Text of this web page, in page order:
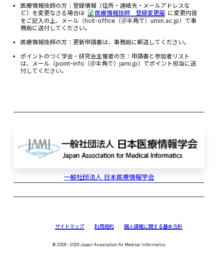
医療情報技師の方：登録情報（住所・連絡先・メールアドレスな
ど）を変更なさる場合は
医療情報技師 登録変更届 に変更内容
をご記入の上、メール（hcit-office（＠半角で）umin.ac.jp）で事
務局に送付してください。
医療情報技師の方：更新申請書は、事務局に郵送してください。
ポイントのつく学会・研究会主催者の方：申請書と参加者リスト
は、メール（point-info（＠半角で）jami.jp）でポイント担当に送
付してください。
一般社団法人 日本医療情報学会
© 2006 - 2026 Japan Association for Medical Informatics.
サイトマップ 利用規約 個人情報に関する基本方針